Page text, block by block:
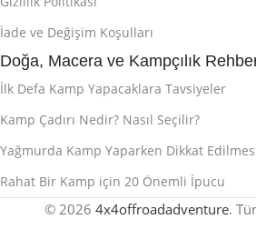
İade ve Değişim Koşulları
Doğa, Macera ve Kampçılık
İlk Defa Kamp Yapacaklara Tavsiyeler
Kamp Çadırı Nedir? Nasıl Seçilir?
Yağmurda Kamp Yaparken Dikkat
Rahat Bir Kamp için 20 Önemli İpucu
© 2026 4x4offroadadventure.